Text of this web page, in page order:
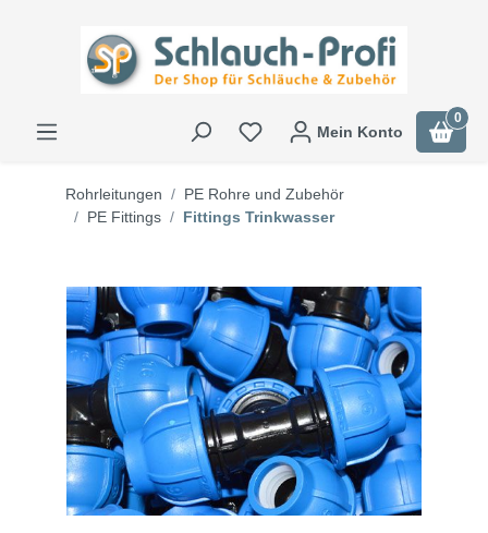
Mein Konto
0
Rohrleitungen
PE Rohre und Zubehör
PE Fittings
Fittings Trinkwasser